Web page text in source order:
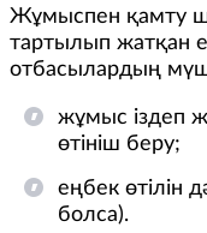
Жұмыспен қамту
тартылып жатқан
отбасылардың
жұмыс іздеп
өтініш беру;
еңбек өтілін
болса).